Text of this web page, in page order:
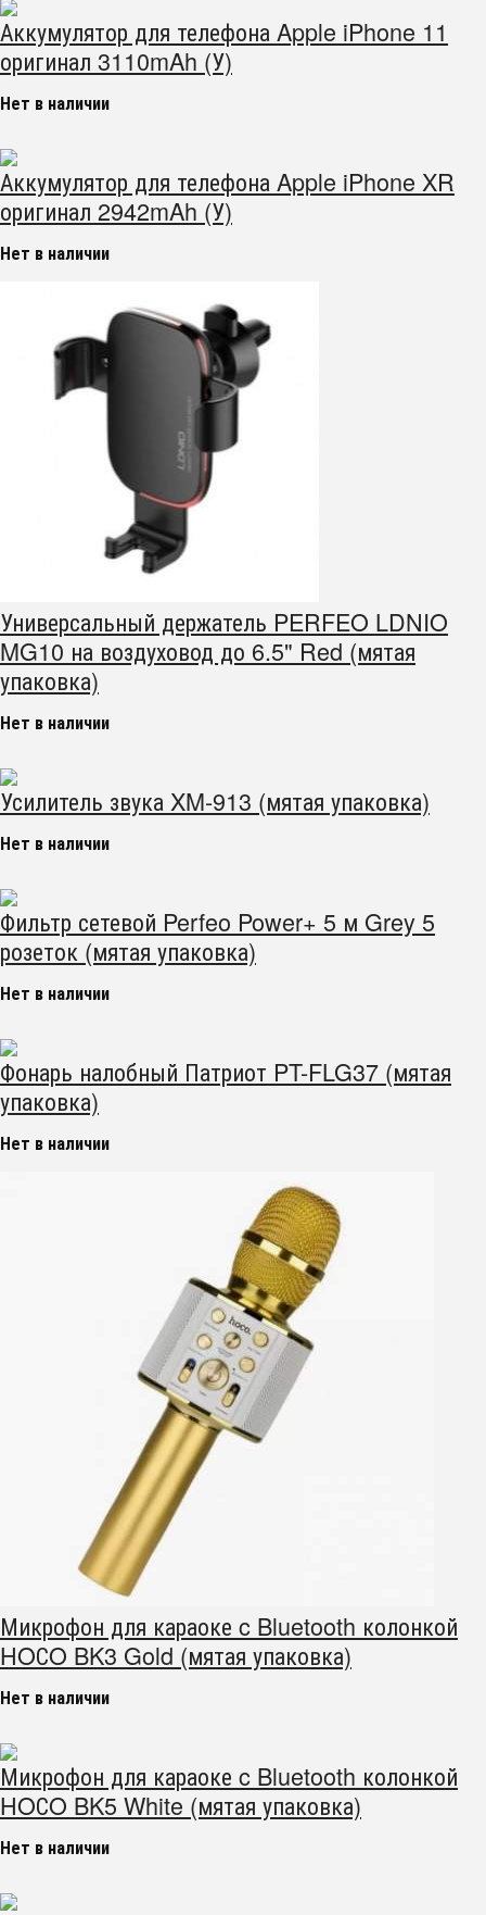
Аккумулятор для телефона Apple iPhone 11
оригинал 3110mAh (У)
Нет в наличии
Аккумулятор для телефона Apple iPhone XR
оригинал 2942mAh (У)
Нет в наличии
Универсальный держатель PERFEO LDNIO
MG10 на воздуховод до 6.5" Red (мятая
упаковка)
Нет в наличии
Усилитель звука XM-913 (мятая упаковка)
Нет в наличии
Фильтр сетевой Perfeo Power+ 5 м Grey 5
розеток (мятая упаковка)
Нет в наличии
Фонарь налобный Патриот PT-FLG37 (мятая
упаковка)
Нет в наличии
Микрофон для караоке c Bluetooth колонкой
HOСO BK3 Gold (мятая упаковка)
Нет в наличии
Микрофон для караоке c Bluetooth колонкой
HOСO BK5 White (мятая упаковка)
Нет в наличии